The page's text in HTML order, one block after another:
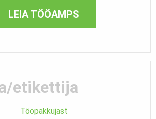
LEIA TÖÖAMPS
etikettija
Tööpakkujast